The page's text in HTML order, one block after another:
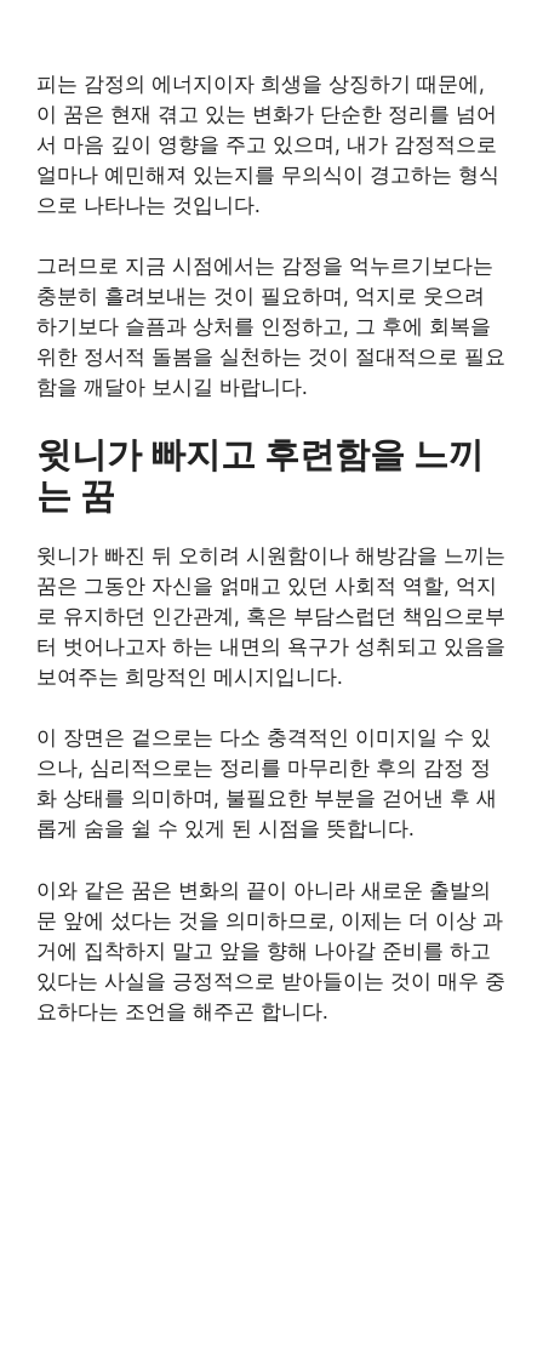
피는 감정의 에너지이자 희생을 상징하기 때문에,
이 꿈은 현재 겪고 있는 변화가 단순한 정리를 넘어
서 마음 깊이 영향을 주고 있으며, 내가 감정적으로
얼마나 예민해져 있는지를 무의식이 경고하는 형식
으로 나타나는 것입니다.
그러므로 지금 시점에서는 감정을 억누르기보다는
충분히 흘려보내는 것이 필요하며, 억지로 웃으려
하기보다 슬픔과 상처를 인정하고, 그 후에 회복을
위한 정서적 돌봄을 실천하는 것이 절대적으로 필요
함을 깨달아 보시길 바랍니다.
윗니가 빠지고 후련함을 느끼
는 꿈
윗니가 빠진 뒤 오히려 시원함이나 해방감을 느끼는
꿈은 그동안 자신을 얽매고 있던 사회적 역할, 억지
로 유지하던 인간관계, 혹은 부담스럽던 책임으로부
터 벗어나고자 하는 내면의 욕구가 성취되고 있음을
보여주는 희망적인 메시지입니다.
이 장면은 겉으로는 다소 충격적인 이미지일 수 있
으나, 심리적으로는 정리를 마무리한 후의 감정 정
화 상태를 의미하며, 불필요한 부분을 걷어낸 후 새
롭게 숨을 쉴 수 있게 된 시점을 뜻합니다.
이와 같은 꿈은 변화의 끝이 아니라 새로운 출발의
문 앞에 섰다는 것을 의미하므로, 이제는 더 이상 과
거에 집착하지 말고 앞을 향해 나아갈 준비를 하고
있다는 사실을 긍정적으로 받아들이는 것이 매우 중
요하다는 조언을 해주곤 합니다.